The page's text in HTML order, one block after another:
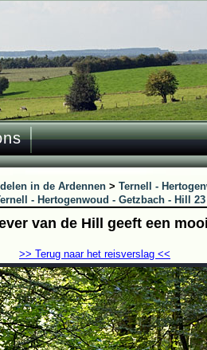
in de Ardennen > Ternell -
- Hertogenwoud - Getzbach - Hill 23
van de Hill geeft een
>> Terug naar het reisverslag <<